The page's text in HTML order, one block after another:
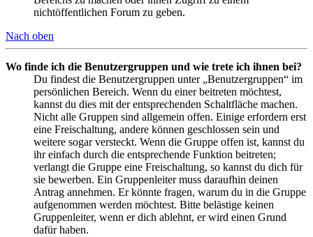
nichtöffentlichen Forum zu geben.
Nach oben
Wo finde ich die Benutzergruppen und wie trete ich ihnen bei?
Du findest die Benutzergruppen unter „Benutzergruppen“ im
persönlichen Bereich. Wenn du einer beitreten möchtest,
kannst du dies mit der entsprechenden Schaltfläche machen.
Nicht alle Gruppen sind allgemein offen. Einige erfordern erst
eine Freischaltung, andere können geschlossen sein und
weitere sogar versteckt. Wenn die Gruppe offen ist, kannst du
ihr einfach durch die entsprechende Funktion beitreten;
verlangt die Gruppe eine Freischaltung, so kannst du dich für
sie bewerben. Ein Gruppenleiter muss daraufhin deinen
Antrag annehmen. Er könnte fragen, warum du in die Gruppe
aufgenommen werden möchtest. Bitte belästige keinen
Gruppenleiter, wenn er dich ablehnt, er wird einen Grund
dafür haben.